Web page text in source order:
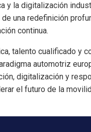
y la digitalización
una redefinición
continua.
talento cualificado y
automotriz
digitalización y
el futuro de la